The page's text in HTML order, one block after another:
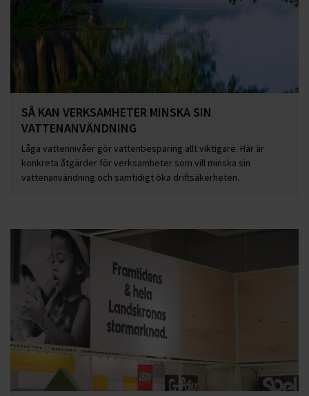
SÅ KAN VERKSAMHETER MINSKA SIN
VATTENANVÄNDNING
Låga vattennivåer gör vattenbesparing allt viktigare. Här är
konkreta åtgärder för verksamheter som vill minska sin
vattenanvändning och samtidigt öka driftsäkerheten.